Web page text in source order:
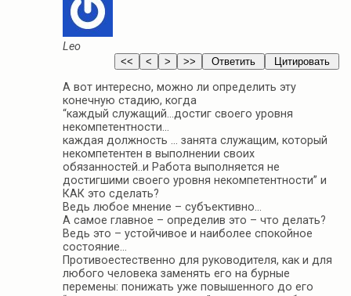
Leo
А вот интересно, можно ли определить эту
конечную стадию, когда
“каждый служащий…достиг своего уровня
некомпетентности…
каждая должность … занята служащим, который
некомпетентен в выполнении своих
обязанностей..и Работа выполняется не
достигшими своего уровня некомпетентности” и
КАК это сделать?
Ведь любое мнение – субъективно…
А самое главное – определив это – что делать?
Ведь это – устойчивое и наиболее спокойное
состояние…
Противоестественно для руководителя, как и для
любого человека заменять его на бурные
перемены: понижать уже повышенного до его